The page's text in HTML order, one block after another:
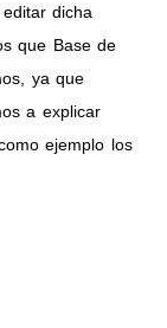
dicha
que Base de
ya que
a explicar
ejemplo los